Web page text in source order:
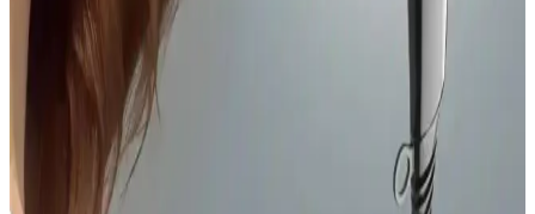
Erkeklerin Tırnak Bakımı: Estetik, Sağlık ve
Toplumsal Algı Üzerine Bir İnceleme
Erkeklerin tırnak bakımı, estetik ve sağlık açısından önem
kazanırken, toplumsal cinsiyet normlarını sorgulayan bir ifade biçimi
haline geliyor. Bu uygulama kişisel bakımda çeşitliliği artırıyor.
Saç Kurutma Yöntemleri: Fön Makinesi ve Doğal